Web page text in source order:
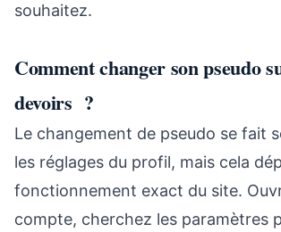
souhaitez.
Comment changer son pseudo
devoirs ?
Le changement de pseudo se fait
les réglages du profil, mais cela
fonctionnement exact du site.
compte, cherchez les paramètres